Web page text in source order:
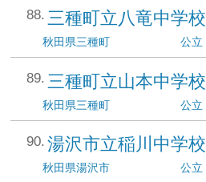
三種町立八竜中学校
秋田県三種町 公立
三種町立山本中学校
秋田県三種町 公立
湯沢市立稲川中学校
秋田県湯沢市 公立